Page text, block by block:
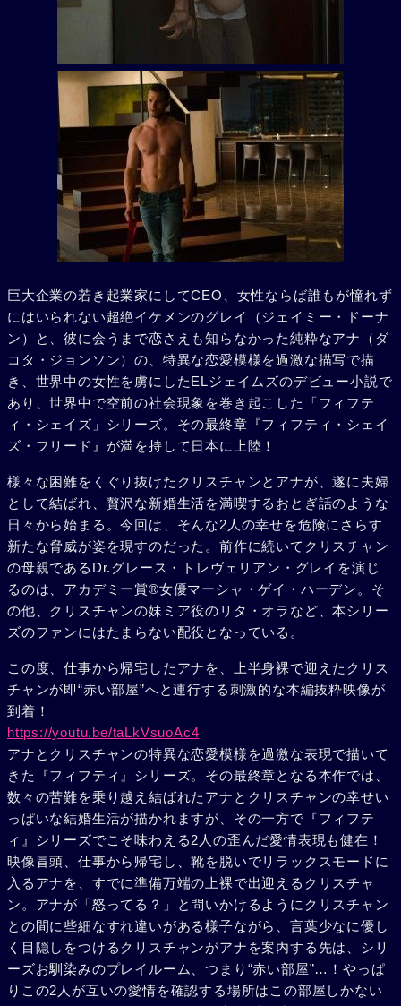
巨大企業の若き起業家にしてCEO、女性ならば誰もが憧れず
にはいられない超絶イケメンのグレイ（ジェイミー・ドーナ
ン）と、彼に会うまで恋さえも知らなかった純粋なアナ（ダ
コタ・ジョンソン）の、特異な恋愛模様を過激な描写で描
き、世界中の女性を虜にしたELジェイムズのデビュー小説で
あり、世界中で空前の社会現象を巻き起こした「フィフテ
ィ・シェイズ」シリーズ。その最終章『フィフティ・シェイ
ズ・フリード』が満を持して日本に上陸！
様々な困難をくぐり抜けたクリスチャンとアナが、遂に夫婦
として結ばれ、贅沢な新婚生活を満喫するおとぎ話のような
日々から始まる。今回は、そんな2人の幸せを危険にさらす
新たな脅威が姿を現すのだった。前作に続いてクリスチャン
の母親であるDr.グレース・トレヴェリアン・グレイを演じ
るのは、アカデミー賞®女優マーシャ・ゲイ・ハーデン。そ
の他、クリスチャンの妹ミア役のリタ・オラなど、本シリー
ズのファンにはたまらない配役となっている。
この度、仕事から帰宅したアナを、上半身裸で迎えたクリス
チャンが即“赤い部屋”へと連行する刺激的な本編抜粋映像が
到着！
https://youtu.be/taLkVsuoAc4
アナとクリスチャンの特異な恋愛模様を過激な表現で描いて
きた『フィフティ』シリーズ。その最終章となる本作では、
数々の苦難を乗り越え結ばれたアナとクリスチャンの幸せい
っぱいな結婚生活が描かれますが、その一方で『フィフテ
ィ』シリーズでこそ味わえる2人の歪んだ愛情表現も健在！
映像冒頭、仕事から帰宅し、靴を脱いでリラックスモードに
入るアナを、すでに準備万端の上裸で出迎えるクリスチャ
ン。アナが「怒ってる？」と問いかけるようにクリスチャン
との間に些細なすれ違いがある様子ながら、言葉少なに優し
く目隠しをつけるクリスチャンがアナを案内する先は、シリ
ーズお馴染みのプレイルーム、つまり“赤い部屋”…！やっぱ
りこの2人が互いの愛情を確認する場所はこの部屋しかない